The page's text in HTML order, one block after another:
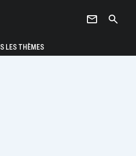
newsletter search
LES THÈMES